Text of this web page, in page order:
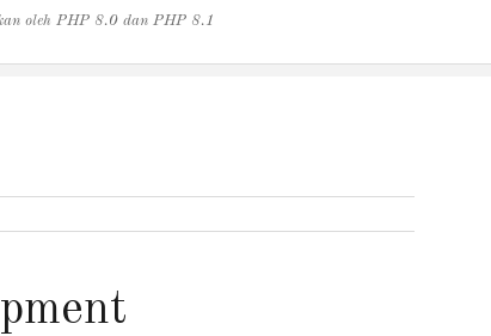
oleh PHP 8.0 dan PHP 8.1